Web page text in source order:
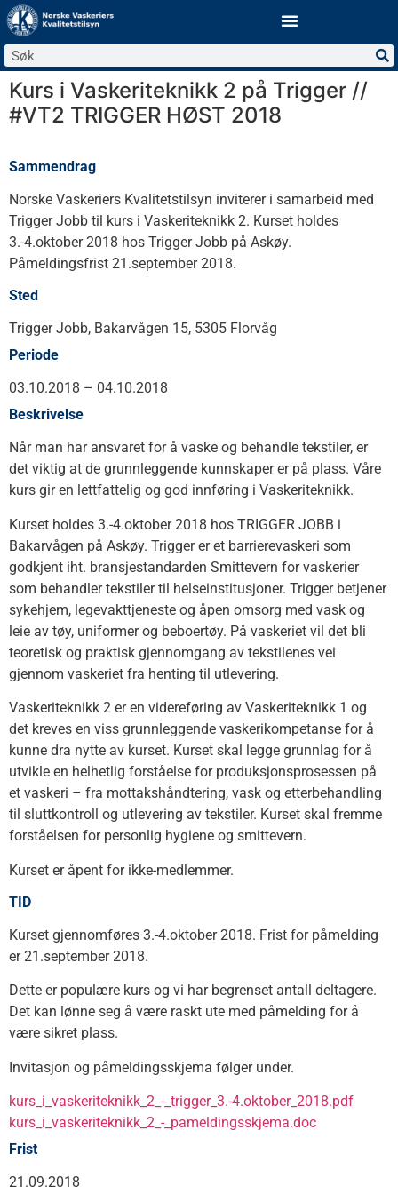
Kurs i Vaskeriteknikk 2 på Trigger //
#VT2 TRIGGER HØST 2018
Sammendrag
Norske Vaskeriers Kvalitetstilsyn inviterer i samarbeid med
Trigger Jobb til kurs i Vaskeriteknikk 2. Kurset holdes
3.-4.oktober 2018 hos Trigger Jobb på Askøy.
Påmeldingsfrist 21.september 2018.
Sted
Trigger Jobb, Bakarvågen 15, 5305 Florvåg
Periode
03.10.2018 – 04.10.2018
Beskrivelse
Når man har ansvaret for å vaske og behandle tekstiler, er
det viktig at de grunnleggende kunnskaper er på plass. Våre
kurs gir en lettfattelig og god innføring i Vaskeriteknikk.
Kurset holdes 3.-4.oktober 2018 hos TRIGGER JOBB i
Bakarvågen på Askøy. Trigger er et barrierevaskeri som
godkjent iht. bransjestandarden Smittevern for vaskerier
som behandler tekstiler til helseinstitusjoner. Trigger betjener
sykehjem, legevakttjeneste og åpen omsorg med vask og
leie av tøy, uniformer og beboertøy. På vaskeriet vil det bli
teoretisk og praktisk gjennomgang av tekstilenes vei
gjennom vaskeriet fra henting til utlevering.
Vaskeriteknikk 2 er en videreføring av Vaskeriteknikk 1 og
det kreves en viss grunnleggende vaskerikompetanse for å
kunne dra nytte av kurset. Kurset skal legge grunnlag for å
utvikle en helhetlig forståelse for produksjonsprosessen på
et vaskeri – fra mottakshåndtering, vask og etterbehandling
til sluttkontroll og utlevering av tekstiler. Kurset skal fremme
forståelsen for personlig hygiene og smittevern.
Kurset er åpent for ikke-medlemmer.
TID
Kurset gjennomføres 3.-4.oktober 2018. Frist for påmelding
er 21.september 2018.
Dette er populære kurs og vi har begrenset antall deltagere.
Det kan lønne seg å være raskt ute med påmelding for å
være sikret plass.
Invitasjon og påmeldingsskjema følger under.
kurs_i_vaskeriteknikk_2_-_trigger_3.-4.oktober_2018.pdf
kurs_i_vaskeriteknikk_2_-_pameldingsskjema.doc
Frist
21.09.2018